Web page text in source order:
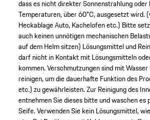
dass es nicht direkter Sonnenstrahlung oder
Temperaturen, über 60°C, ausgesetzt wird.
Heckablage Auto, Kachelofen etc.) Bitte
auch keinen unnötigen mechanischen
auf dem Helm sitzen) Lösungsmittel und
darf nicht in Kontakt mit Lösungsmitteln
kommen. Verschmutzungen sind mit
reinigen, um die dauerhafte Funktion des
etc.) zu gewährleisten. Zur Reinigung des
entnehmen Sie dieses bitte und waschen es
Seife. Verwenden Sie kein Lösungsmittel,